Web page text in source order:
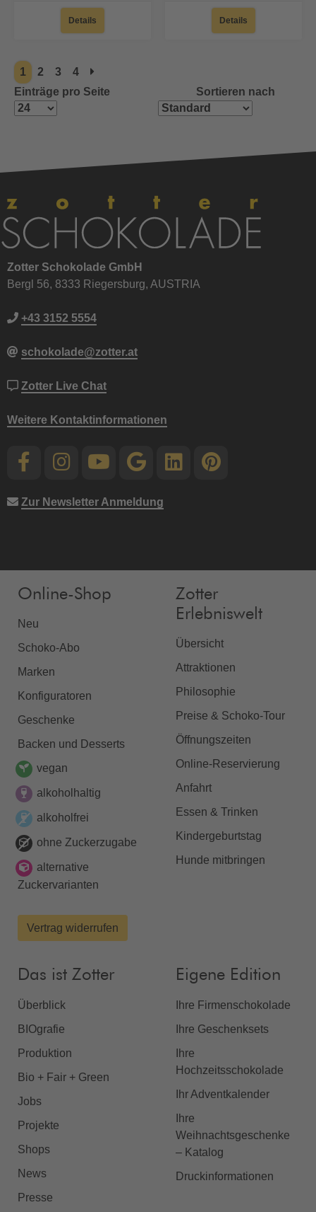
Details Details
1 2 3
4
Einträge pro Seite
Sortieren nach
Zotter Schokolade GmbH
Bergl 56, 8333 Riegersburg, AUSTRIA
+43 3152 5554
schokolade@zotter.at
Zotter Live Chat
Weitere Kontaktinformationen
Zur Newsletter Anmeldung
Online-Shop
Neu
Schoko-Abo
Marken
Konfiguratoren
Geschenke
Backen und Desserts
vegan
alkoholhaltig
alkoholfrei
ohne Zuckerzugabe
alternative
Zuckervarianten
Vertrag widerrufen
Zotter
Erlebniswelt
Übersicht
Attraktionen
Philosophie
Preise & Schoko-Tour
Öffnungszeiten
Online-Reservierung
Anfahrt
Essen & Trinken
Kindergeburtstag
Hunde mitbringen
Das ist Zotter
Überblick
BIOgrafie
Produktion
Bio + Fair + Green
Jobs
Projekte
Shops
News
Presse
Eigene Edition
Ihre Firmenschokolade
Ihre Geschenksets
Ihre
Hochzeitsschokolade
Ihr Adventkalender
Ihre
Weihnachtsgeschenke
– Katalog
Druckinformationen